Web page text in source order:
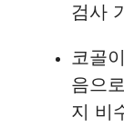
검사
코골
음으
지 비